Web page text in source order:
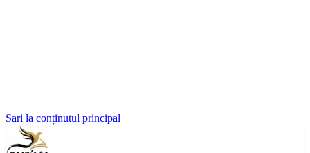
Sari la conținutul principal